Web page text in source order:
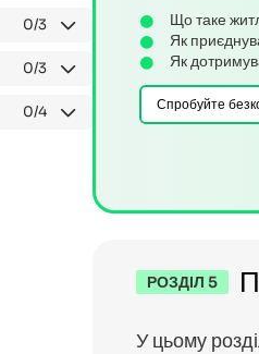
0/3
0/3
0/4
Що таке
Як
Як
Спробуйте
РОЗДІЛ 5
У цьому